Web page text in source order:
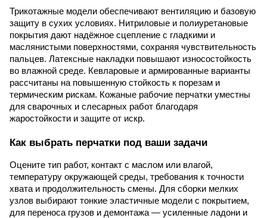
Трикотажные модели обеспечивают вентиляцию и базовую
защиту в сухих условиях. Нитриловые и полиуретановые
покрытия дают надёжное сцепление с гладкими и
маслянистыми поверхностями, сохраняя чувствительность
пальцев. Латексные накладки повышают износостойкость
во влажной среде. Кевларовые и армированные варианты
рассчитаны на повышенную стойкость к порезам и
термическим рискам. Кожаные рабочие перчатки уместны
для сварочных и слесарных работ благодаря
жаростойкости и защите от искр.
Как выбрать перчатки под ваши задачи
Оцените тип работ, контакт с маслом или влагой,
температуру окружающей среды, требования к точности
хвата и продолжительность смены. Для сборки мелких
узлов выбирают тонкие эластичные модели с покрытием,
для переноса грузов и демонтажа — усиленные ладони и